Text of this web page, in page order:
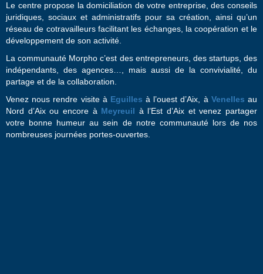
Le centre propose la domiciliation de votre entreprise, des conseils
juridiques, sociaux et administratifs pour sa création, ainsi qu’un
réseau de cotravailleurs facilitant les échanges, la coopération et le
développement de son activité.
La communauté Morpho c’est des entrepreneurs, des startups, des
indépendants, des agences…, mais aussi de la convivialité, du
partage et de la collaboration.
Venez nous rendre visite à Eguilles à l’ouest d’Aix, à Venelles au
Nord d’Aix ou encore à Meyreuil à l’Est d’Aix et venez partager
votre bonne humeur au sein de notre communauté lors de nos
nombreuses journées portes-ouvertes.